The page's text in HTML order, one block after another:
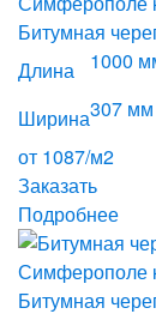
Битумная
Длина
1000
Ширина307 мм
от 1087/м2
Заказать
Подробнее
Битумная